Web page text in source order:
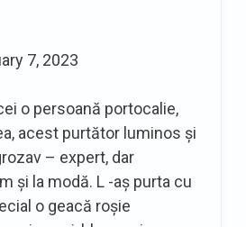
7, 2023
o persoană portocalie,
acest purtător luminos și
– expert, dar
și la modă. L -aș purta cu
o geacă roșie